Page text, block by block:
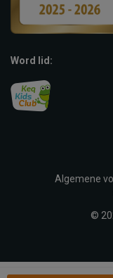
Word lid:
Algemene
©